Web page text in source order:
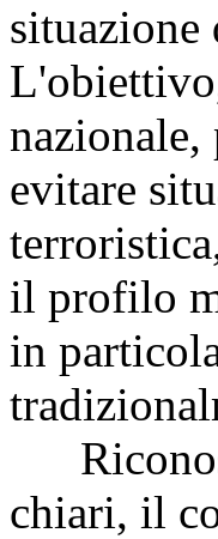
situazione
evitare
il profilo
in
chiari, il